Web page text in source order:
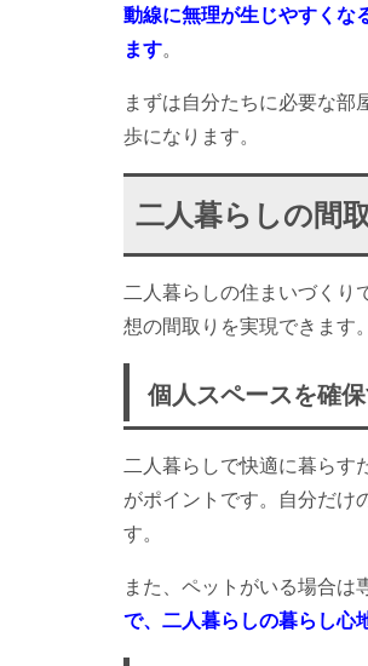
動線に無理が生じやすくな
ます。
まずは自分たちに必要な部
歩になります。
二人暮らしの間
二人暮らしの住まいづくり
想の間取りを実現できます
個人スペースを確
二人暮らしで快適に暮らす
がポイントです。自分だけ
す。
また、ペットがいる場合は
で、二人暮らしの暮らし心